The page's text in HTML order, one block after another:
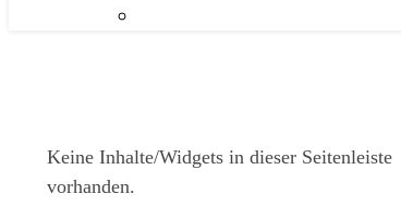
Keine Inhalte/Widgets in dieser Seitenleiste
vorhanden.